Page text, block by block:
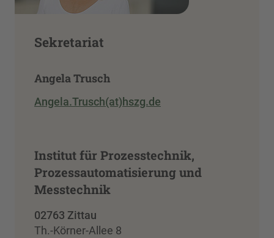
Sekretariat
Angela Trusch
Angela.Trusch(at)hszg.de
Institut für Prozesstechnik,
Prozessautomatisierung und
Messtechnik
02763 Zittau
Th.-Körner-Allee 8